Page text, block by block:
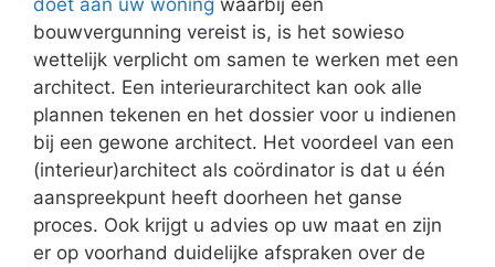
bouwvergunning vereist is, is het sowieso
wettelijk verplicht om samen te werken met een
architect. Een interieurarchitect kan ook alle
plannen tekenen en het dossier voor u indienen
bij een gewone architect. Het voordeel van een
(interieur)architect als coördinator is dat u één
aanspreekpunt heeft doorheen het ganse
proces. Ook krijgt u advies op uw maat en zijn
er op voorhand duidelijke afspraken over de